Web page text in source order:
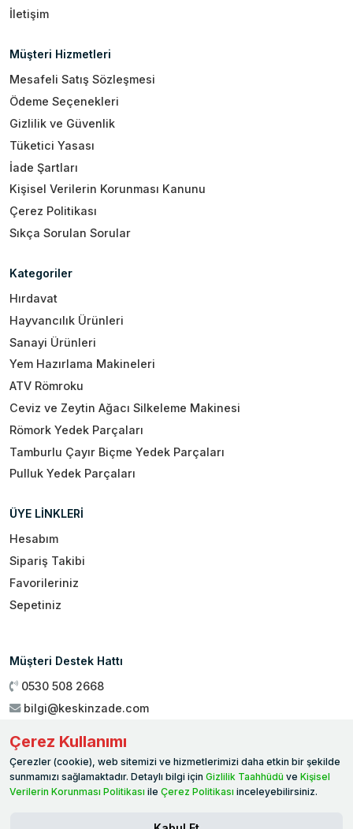
İletişim
Müşteri Hizmetleri
Mesafeli Satış Sözleşmesi
Ödeme Seçenekleri
Gizlilik ve Güvenlik
Tüketici Yasası
İade Şartları
Kişisel Verilerin Korunması Kanunu
Çerez Politikası
Sıkça Sorulan Sorular
Kategoriler
Hırdavat
Hayvancılık Ürünleri
Sanayi Ürünleri
Yem Hazırlama Makineleri
ATV Römroku
Ceviz ve Zeytin Ağacı Silkeleme Makinesi
Römork Yedek Parçaları
Tamburlu Çayır Biçme Yedek Parçaları
Pulluk Yedek Parçaları
ÜYE LİNKLERİ
Hesabım
Sipariş Takibi
Favorileriniz
Sepetiniz
Müşteri Destek Hattı
0530 508 2668
bilgi@keskinzade.com
Genel Merkez: Yükseliş Mah. 1461. Sokak No:2/1 19 Mayıs
Ballıca / SAMSUN
Çerez Kullanımı
Çerezler (cookie), web sitemizi ve hizmetlerimizi daha etkin bir şekilde
sunmamızı sağlamaktadır. Detaylı bilgi için Gizlilik Taahhüdü ve Kişisel
Verilerin Korunması Politikası ile Çerez Politikası inceleyebilirsiniz.